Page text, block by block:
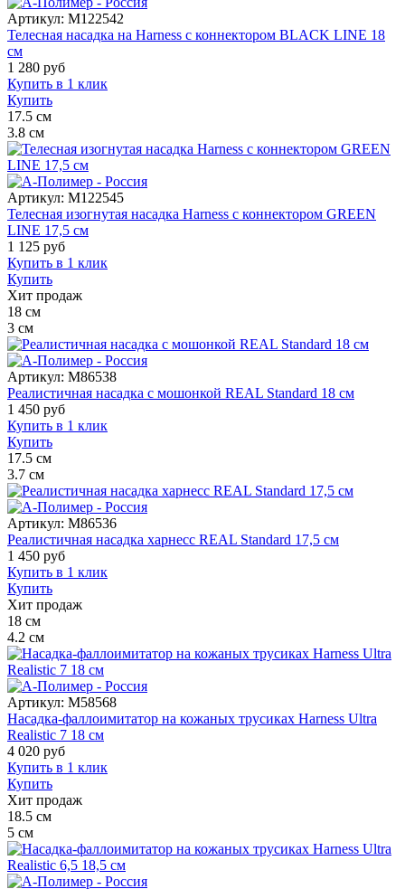
Артикул: M122542
Телесная насадка на Harness с коннектором BLACK LINE 18
см
1 280 руб
Купить в 1 клик
Купить
17.5 см
3.8 см
Артикул: M122545
Телесная изогнутая насадка Harness с коннектором GREEN
LINE 17,5 см
1 125 руб
Купить в 1 клик
Купить
Хит продаж
18 см
3 см
Артикул: M86538
Реалистичная насадка с мошонкой REAL Standard 18 см
1 450 руб
Купить в 1 клик
Купить
17.5 см
3.7 см
Артикул: M86536
Реалистичная насадка харнесс REAL Standard 17,5 см
1 450 руб
Купить в 1 клик
Купить
Хит продаж
18 см
4.2 см
Артикул: M58568
Насадка-фаллоимитатор на кожаных трусиках Harness Ultra
Realistic 7 18 см
4 020 руб
Купить в 1 клик
Купить
Хит продаж
18.5 см
5 см